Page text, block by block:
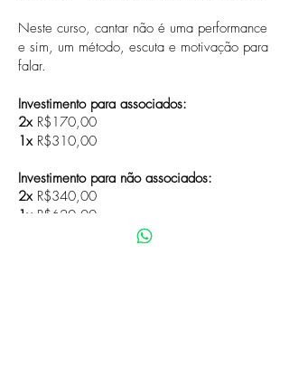
Neste curso, cantar não é uma performance
e sim, um método, escuta e motivação para
falar.
Investimento para associados:
2xR$170,00
1xR$310,00
Investimento para não associados:
2xR$340,00
1x R$620,00